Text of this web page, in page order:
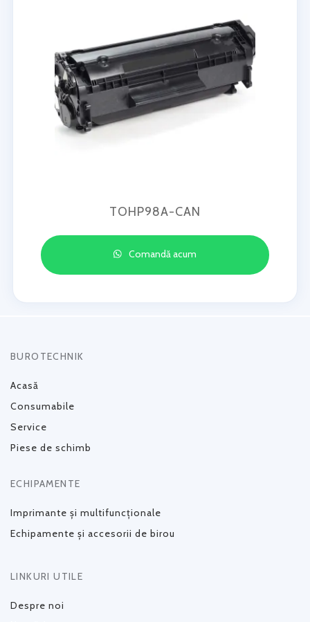
TOHP98A-CAN
Comandă acum
BUROTECHNIK
Acasă
Consumabile
Service
Piese de schimb
ECHIPAMENTE
Imprimante și multifuncționale
Echipamente și accesorii de birou
LINKURI UTILE
Despre noi